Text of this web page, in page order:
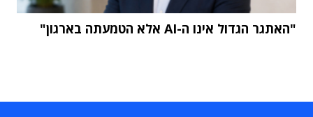
"האתגר הגדול אינו ה-AI אלא הטמעתה בארגון"